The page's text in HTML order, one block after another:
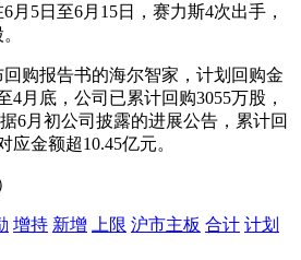
月5日至6月15日， 赛力斯4次出手，
购报告书的海尔智家 ，计划回购金
4月底，公司已累计回购3055万股，
6月初公司披露的进展公告，累计回
应金额超10.45亿元。
增持 新增 上限 沪市主板 合计 计划